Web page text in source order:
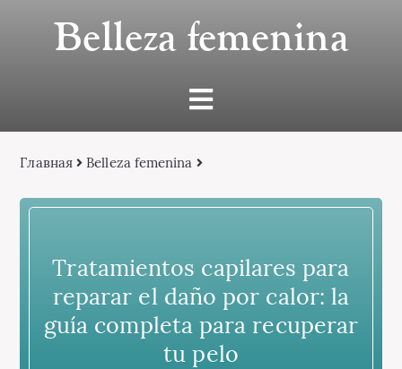
Belleza femenina
Главная Belleza femenina
Tratamientos capilares para
reparar el daño por calor: la
guía completa para recuperar
tu pelo